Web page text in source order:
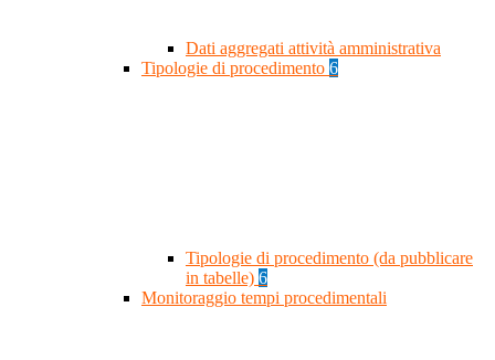
Dati aggregati attività amministrativa
Tipologie di procedimento 6
Tipologie di procedimento (da pubblicare
in tabelle) 6
Monitoraggio tempi procedimentali